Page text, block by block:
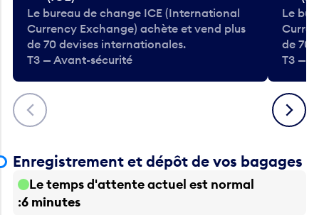
Précédent
Le bureau de change ICE (International
Currency Exchange) achète et vend plus
de 70 devises internationales.
T3 — Avant-sécurité
Le
de 70
T3 —
Suivant
Enregistrement et dépôt de vos bagages
Le temps d'attente actuel est normal
6 minutes